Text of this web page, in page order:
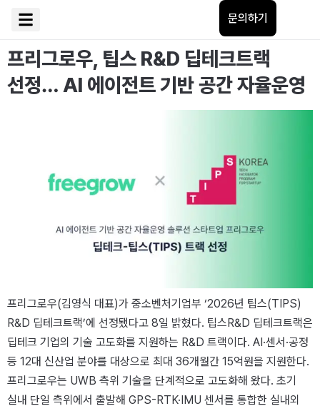
문의하기
프리그로우, 팁스 R&D 딥테크트랙
선정… AI 에이전트 기반 공간 자율운영
프리그로우(김영식 대표)가 중소벤처기업부 ‘2026년 팁스(TIPS)
R&D 딥테크트랙’에 선정됐다고 8일 밝혔다. 팁스R&D 딥테크트랙은
딥테크 기업의 기술 고도화를 지원하는 R&D 트랙이다. AI·센서·공정
등 12대 신산업 분야를 대상으로 최대 36개월간 15억원을 지원한다.
프리그로우는 UWB 측위 기술을 단계적으로 고도화해 왔다. 초기
실내 단일 측위에서 출발해 GPS-RTK·IMU 센서를 통합한 실내외